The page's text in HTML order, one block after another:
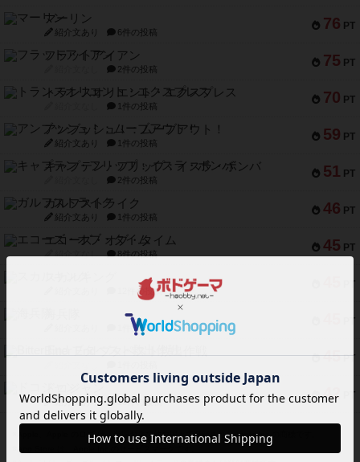
76 PT
マーリン
紹介文あり 6件の投稿
75 PT
フラットアイアン
2件の投稿
70 PT
トランスオリエント・エクスプレス
1件の投稿
59 PT
アンブッシュ！：ムーブアウト！
紹介文あり 1件の投稿
51 PT
キャプテン・フリップ：イスラ・ボンバ
2件の投稿
46 PT
ガルフストライク
紹介文あり 1件の投稿
45 PT
エコーズ・オブ・タイム
8件の投稿
PT
12件の投稿
PT
1件の投稿
45 PT
42 PT
紹介文あり 10件の投稿
※Apple、Apple のロゴ は、米国および他の国々で登録されたApple Inc.の商標です。